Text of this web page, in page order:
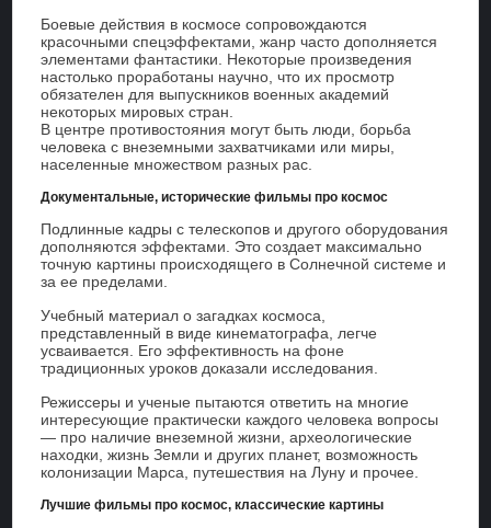
Боевые действия в космосе сопровождаются
красочными спецэффектами, жанр часто дополняется
элементами фантастики. Некоторые произведения
настолько проработаны научно, что их просмотр
обязателен для выпускников военных академий
некоторых мировых стран.
В центре противостояния могут быть люди, борьба
человека с внеземными захватчиками или миры,
населенные множеством разных рас.
Документальные, исторические фильмы про космос
Подлинные кадры с телескопов и другого оборудования
дополняются эффектами. Это создает максимально
точную картины происходящего в Солнечной системе и
за ее пределами.
Учебный материал о загадках космоса,
представленный в виде кинематографа, легче
усваивается. Его эффективность на фоне
традиционных уроков доказали исследования.
Режиссеры и ученые пытаются ответить на многие
интересующие практически каждого человека вопросы
— про наличие внеземной жизни, археологические
находки, жизнь Земли и других планет, возможность
колонизации Марса, путешествия на Луну и прочее.
Лучшие фильмы про космос, классические картины